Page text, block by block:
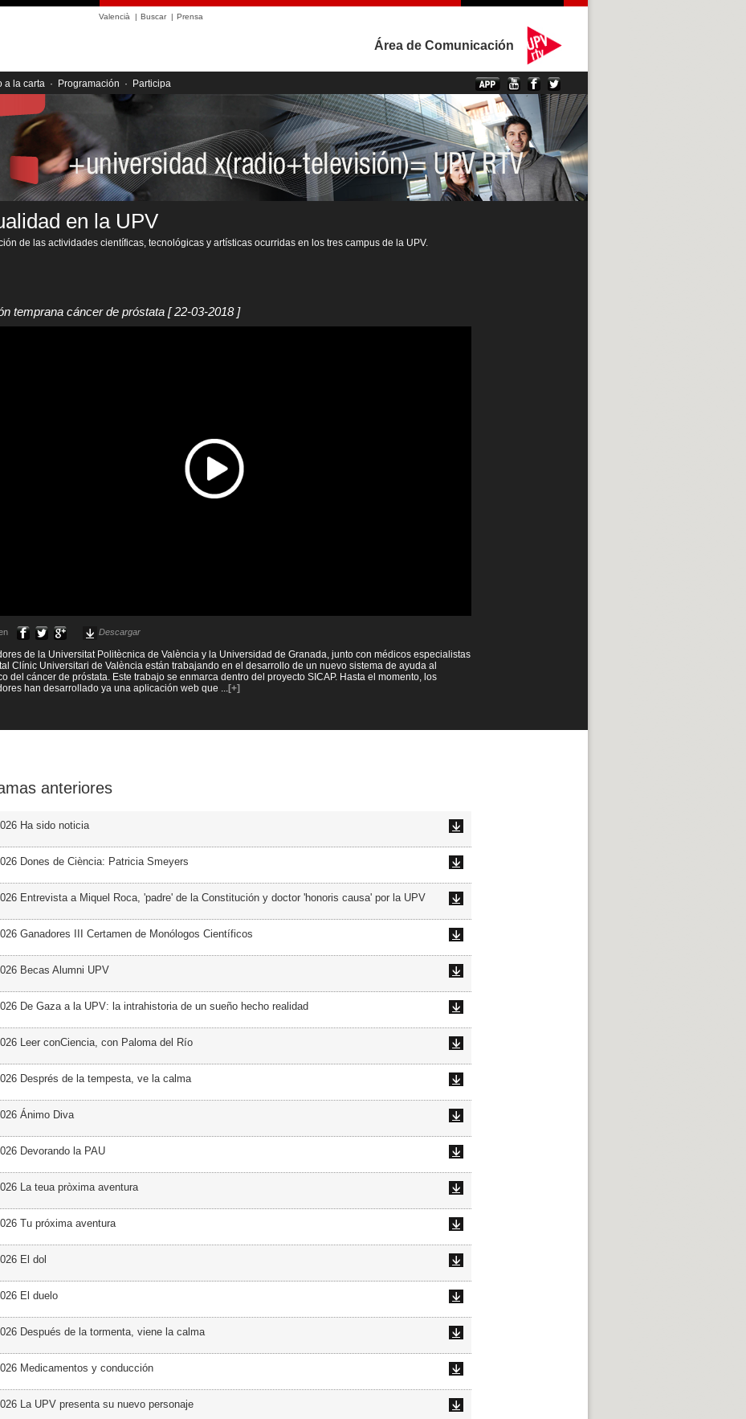
Valencià | Buscar| Prensa
Área de Comunicación
a la carta · Programación · Participa
en la UPV
de las actividades científicas, tecnológicas y artísticas ocurridas en los tres campus de la UPV.
temprana cáncer de próstata [ 22-03-2018 ]
Descargar
de la Universitat Politècnica de València y la Universidad de Granada, junto con médicos especialistas
Clínic Universitari de València están trabajando en el desarrollo de un nuevo sistema de ayuda al
del cáncer de próstata. Este trabajo se enmarca dentro del proyecto SICAP. Hasta el momento, los
han desarrollado ya una aplicación web que
[+]
anteriores
Ha sido noticia
Dones de Ciència: Patricia Smeyers
Entrevista a Miquel Roca, 'padre' de la Constitución y doctor 'honoris causa' por la UPV
Ganadores III Certamen de Monólogos Científicos
Becas Alumni UPV
De Gaza a la UPV: la intrahistoria de un sueño hecho realidad
Leer conCiencia, con Paloma del Río
Després de la tempesta, ve la calma
Ánimo Diva
Devorando la PAU
La teua pròxima aventura
Tu próxima aventura
El dol
El duelo
Después de la tormenta, viene la calma
Medicamentos y conducción
La UPV presenta su nuevo personaje